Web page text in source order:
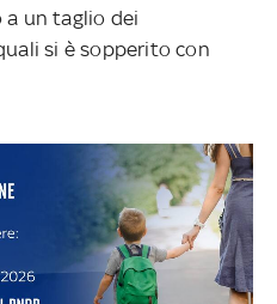
un taglio dei
si è sopperito con